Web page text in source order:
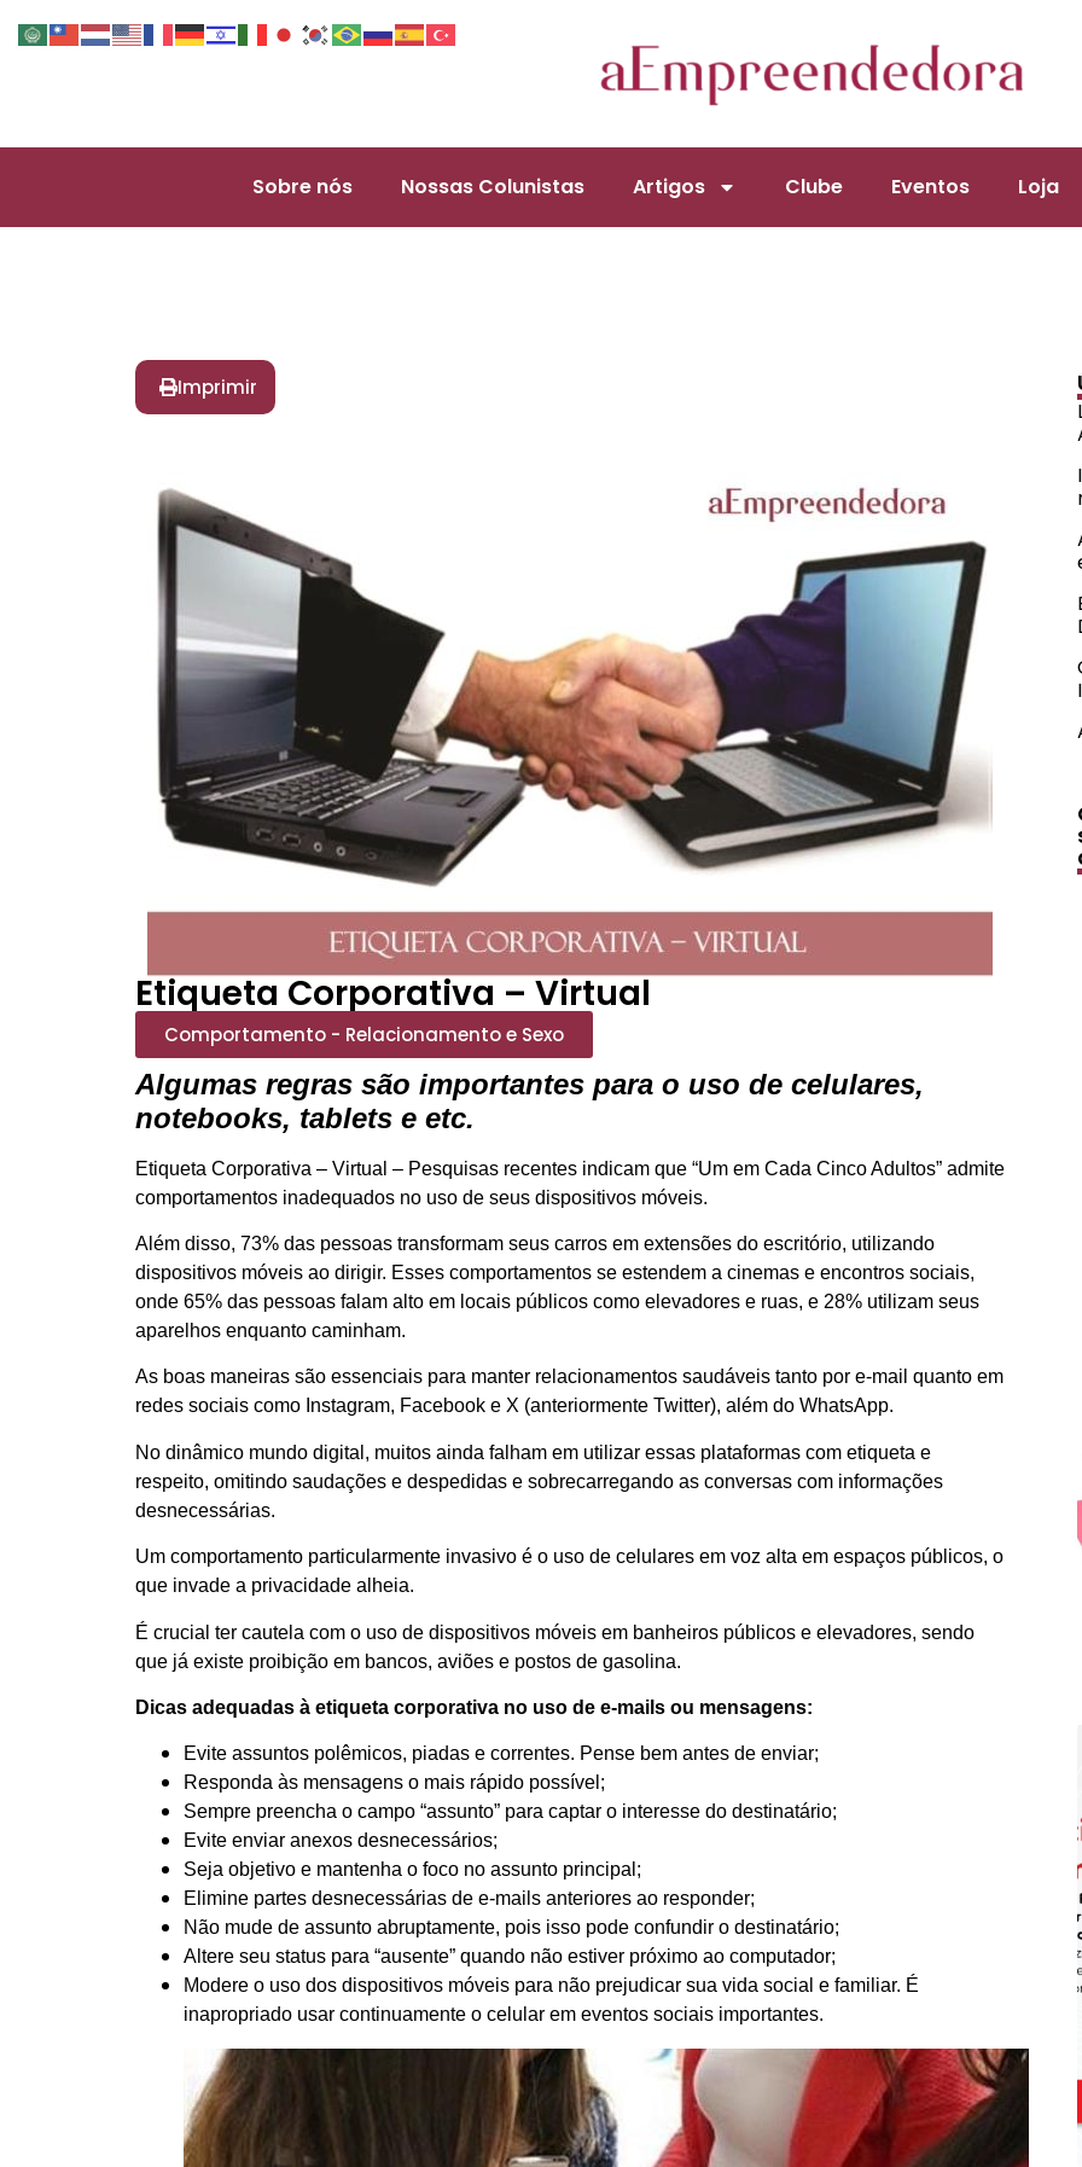
Sobre nós Nossas Colunistas Artigos Clube Eventos Loja
Imprimir
Etiqueta Corporativa – Virtual
Comportamento - Relacionamento e Sexo
Algumas regras são importantes para o uso de celulares,
notebooks, tablets e etc.
Etiqueta Corporativa – Virtual – Pesquisas recentes indicam que “Um em Cada Cinco Adultos” admite
comportamentos inadequados no uso de seus dispositivos móveis.
Além disso, 73% das pessoas transformam seus carros em extensões do escritório, utilizando
dispositivos móveis ao dirigir. Esses comportamentos se estendem a cinemas e encontros sociais,
onde 65% das pessoas falam alto em locais públicos como elevadores e ruas, e 28% utilizam seus
aparelhos enquanto caminham.
As boas maneiras são essenciais para manter relacionamentos saudáveis tanto por e-mail quanto em
redes sociais como Instagram, Facebook e X (anteriormente Twitter), além do WhatsApp.
No dinâmico mundo digital, muitos ainda falham em utilizar essas plataformas com etiqueta e
respeito, omitindo saudações e despedidas e sobrecarregando as conversas com informações
desnecessárias.
Um comportamento particularmente invasivo é o uso de celulares em voz alta em espaços públicos, o
que invade a privacidade alheia.
É crucial ter cautela com o uso de dispositivos móveis em banheiros públicos e elevadores, sendo
que já existe proibição em bancos, aviões e postos de gasolina.
Dicas adequadas à etiqueta corporativa no uso de e-mails ou mensagens:
Evite assuntos polêmicos, piadas e correntes. Pense bem antes de enviar;
Responda às mensagens o mais rápido possível;
Sempre preencha o campo “assunto” para captar o interesse do destinatário;
Evite enviar anexos desnecessários;
Seja objetivo e mantenha o foco no assunto principal;
Elimine partes desnecessárias de e-mails anteriores ao responder;
Não mude de assunto abruptamente, pois isso pode confundir o destinatário;
Altere seu status para “ausente” quando não estiver próximo ao computador;
Modere o uso dos dispositivos móveis para não prejudicar sua vida social e familiar. É
inapropriado usar continuamente o celular em eventos sociais importantes.